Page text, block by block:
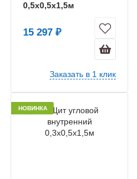
0,5х0,5х1,5м
15 297 ₽
Заказать в 1 клик
НОВИНКА